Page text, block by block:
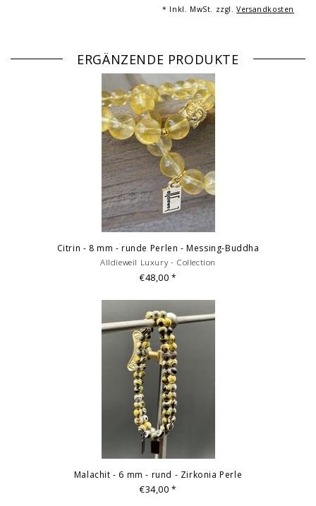
* Inkl. MwSt. zzgl.Versandkosten
ERGÄNZENDE PRODUKTE
Citrin - 8 mm - runde Perlen - Messing-Buddha
Alldieweil Luxury - Collection
€48,00*
Malachit - 6 mm - rund - Zirkonia Perle
€34,00*